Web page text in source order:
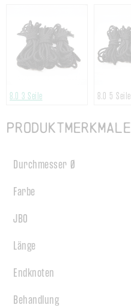
8.0 3 Seile 8.0 5 Seile
Produktmerkmale
Durchmesser Ø
Farbe
JBO
Länge
Endknoten
Behandlung